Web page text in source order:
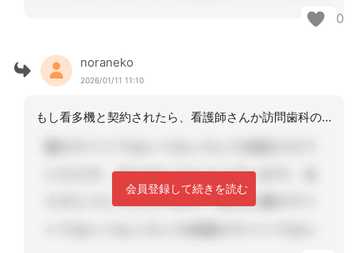
0
noraneko
2026/01/11 11:10
もし看多機と契約されたら、看護師さんか訪問歯科の口腔リハなどでお願いする事になる
会員登録して続きを読む